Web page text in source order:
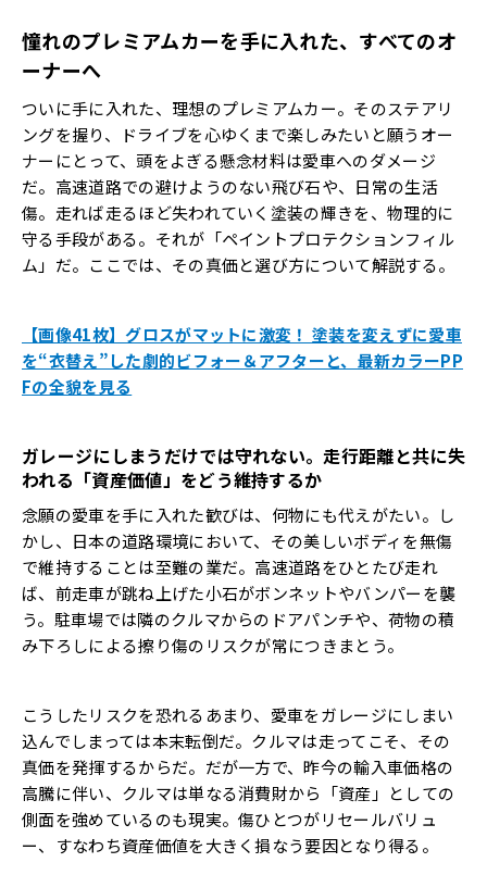
憧れのプレミアムカーを手に入れた、すべてのオ
ーナーへ
ついに手に入れた、理想のプレミアムカー。そのステアリ
ングを握り、ドライブを心ゆくまで楽しみたいと願うオー
ナーにとって、頭をよぎる懸念材料は愛車へのダメージ
だ。高速道路での避けようのない飛び石や、日常の生活
傷。走れば走るほど失われていく塗装の輝きを、物理的に
守る手段がある。それが「ペイントプロテクションフィル
ム」だ。ここでは、その真価と選び方について解説する。
【画像41枚】グロスがマットに激変！ 塗装を変えずに愛車
を“衣替え”した劇的ビフォー＆アフターと、最新カラーPP
Fの全貌を見る
ガレージにしまうだけでは守れない。走行距離と共に失
われる「資産価値」をどう維持するか
念願の愛車を手に入れた歓びは、何物にも代えがたい。し
かし、日本の道路環境において、その美しいボディを無傷
で維持することは至難の業だ。高速道路をひとたび走れ
ば、前走車が跳ね上げた小石がボンネットやバンパーを襲
う。駐車場では隣のクルマからのドアパンチや、荷物の積
み下ろしによる擦り傷のリスクが常につきまとう。
こうしたリスクを恐れるあまり、愛車をガレージにしまい
込んでしまっては本末転倒だ。クルマは走ってこそ、その
真価を発揮するからだ。だが一方で、昨今の輸入車価格の
高騰に伴い、クルマは単なる消費財から「資産」としての
側面を強めているのも現実。傷ひとつがリセールバリュ
ー、すなわち資産価値を大きく損なう要因となり得る。